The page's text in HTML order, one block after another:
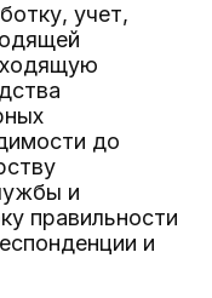
учет,
до
и
правильности
и